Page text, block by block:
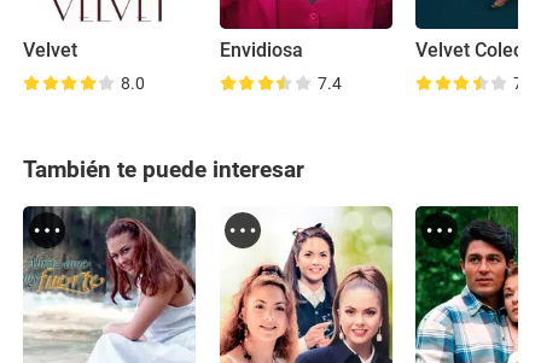
Velvet
8.0
Envidiosa
7.4
Velvet
7.2
También te puede interesar